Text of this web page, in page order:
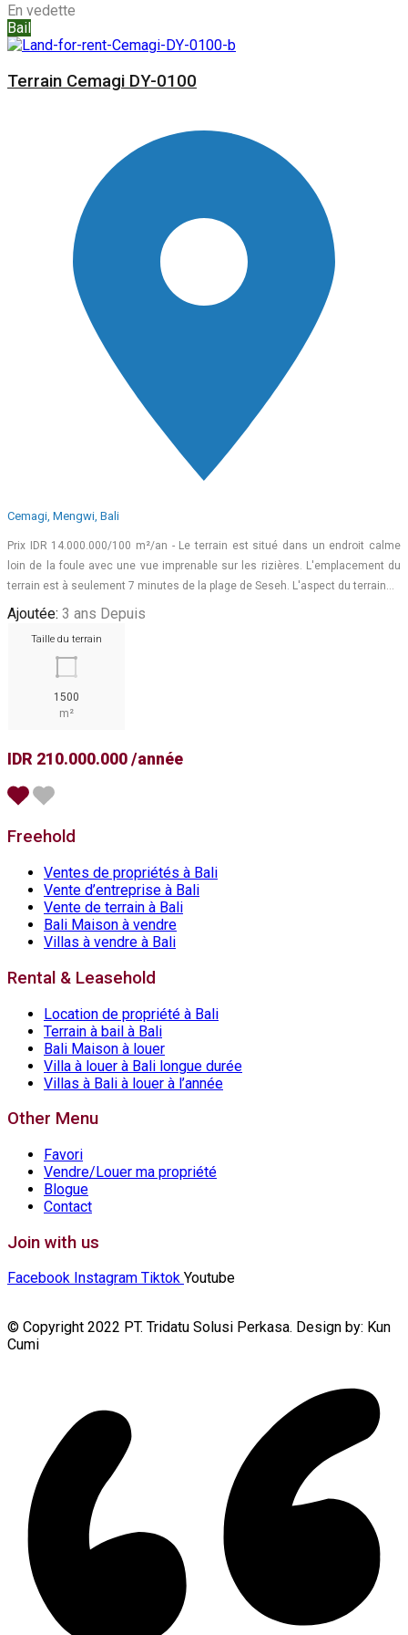
En vedette
Bail
Terrain Cemagi DY-0100
Cemagi, Mengwi, Bali
Prix IDR 14.000.000/100 m²/an - Le terrain est situé dans un endroit calme
loin de la foule avec une vue imprenable sur les rizières. L'emplacement du
terrain est à seulement 7 minutes de la plage de Seseh. L'aspect du terrain…
Ajoutée: 3 ans Depuis
Taille du terrain
1500
m²
IDR 210.000.000 /année
Freehold
Ventes de propriétés à Bali
Vente d’entreprise à Bali
Vente de terrain à Bali
Bali Maison à vendre
Villas à vendre à Bali
Rental & Leasehold
Location de propriété à Bali
Terrain à bail à Bali
Bali Maison à louer
Villa à louer à Bali longue durée
Villas à Bali à louer à l’année
Other Menu
Favori
Vendre/Louer ma propriété
Blogue
Contact
Join with us
Facebook Instagram Tiktok Youtube
© Copyright 2022 PT. Tridatu Solusi Perkasa. Design by: Kun
Cumi